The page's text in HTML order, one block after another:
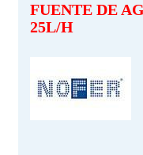
FUENTE DE
25L/H